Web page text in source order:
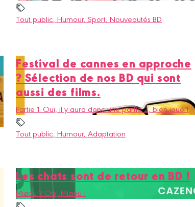
Tout public, Humour, Sport, Nouveautés BD
Festival de cannes en approche
? Sélection de nos BD qui sont
aussi des films.
Partie 1. Oui, il y aura donc une partie 2, bien joué !
Tout public, Humour, Adaptation
Les chats sont de retour en BD !
Miaou ? Oui, Miaou !